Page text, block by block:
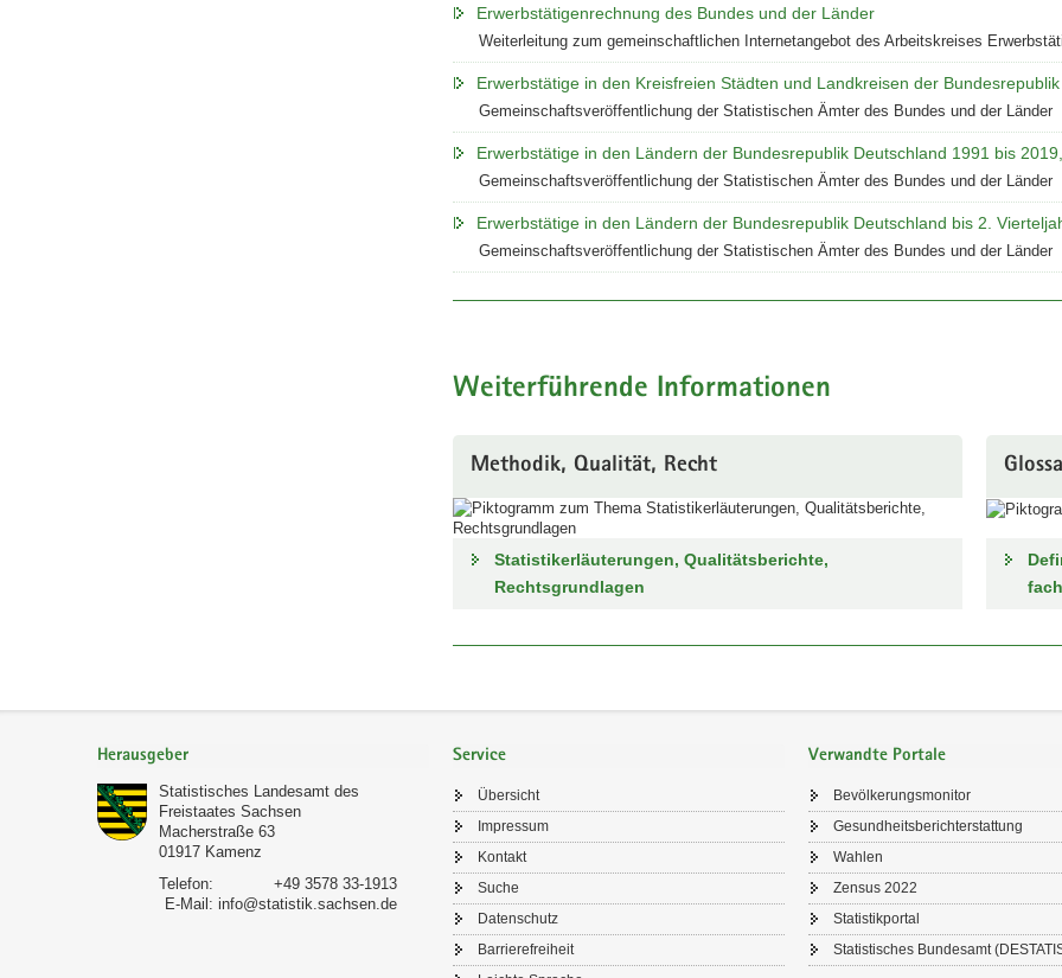
Erwerbstätigenrechnung des Bundes und der Länder
Weiterleitung zum gemeinschaftlichen Internetangebot des Arbeitskreises
Erwerbstätige in den Kreisfreien Städten und Landkreisen der
Gemeinschaftsveröffentlichung der Statistischen Ämter des Bundes und der Länder
Erwerbstätige in den Ländern der Bundesrepublik Deutschland 1991 bis
Gemeinschaftsveröffentlichung der Statistischen Ämter des Bundes und der Länder
Erwerbstätige in den Ländern der Bundesrepublik Deutschland bis 2.
Gemeinschaftsveröffentlichung der Statistischen Ämter des Bundes und der Länder
Weiterführende Informationen
Methodik, Qualität, Recht
Statistikerläuterungen, Qualitätsberichte,
Rechtsgrundlagen
Herausgeber
Statistisches Landesamt des
Freistaates Sachsen
Macherstraße 63
01917 Kamenz
Telefon:
+49 3578 33-1913
E-Mail: info@statistik.sachsen.de
Service
Übersicht
Impressum
Kontakt
Suche
Datenschutz
Barrierefreiheit
Verwandte Portale
Bevölkerungsmonitor
Gesundheitsberichterstattung
Wahlen
Zensus 2022
Statistikportal
Statistisches Bundesamt